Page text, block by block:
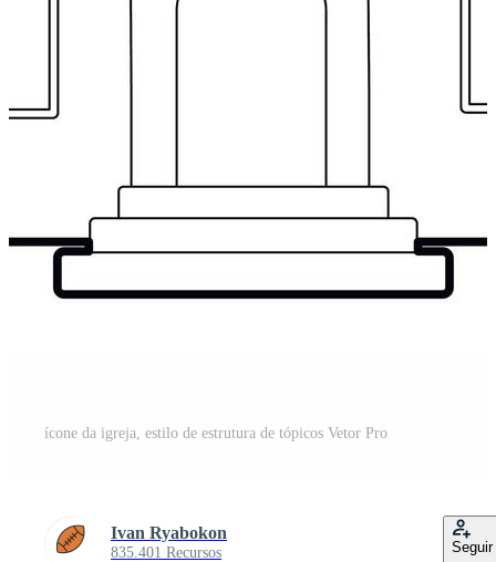
ícone da igreja, estilo de estrutura de tópicos Vetor Pro
Ivan Ryabokon
835.401 Recursos Seguir